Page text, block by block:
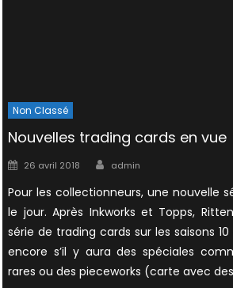
Non Classé
Nouvelles trading cards en vue
Posted
26 avril 2018 Author
admin
Pour les collectionneurs, une nouvelle
le jour. Après Inkworks et Topps,
série de trading cards sur les saisons 10
encore s’il y aura des spéciales
rares ou des pieceworks (carte avec